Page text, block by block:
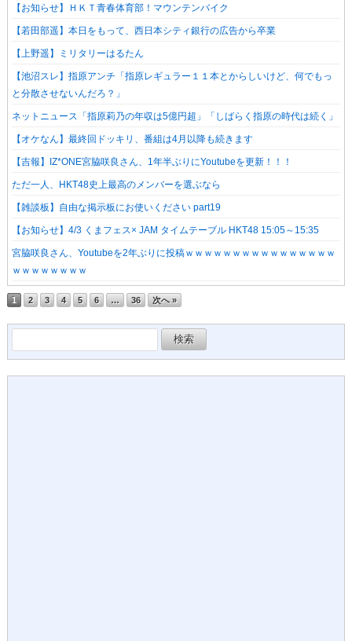
【お知らせ】ＨＫＴ青春体育部！マウンテンバイク
【若田部遥】本日をもって、西日本シティ銀行の広告から卒業
【上野遥】ミリタリーはるたん
【池沼スレ】指原アンチ「指原レギュラー１１本とからしいけど、何でもっ
と分散させないんだろ？」
ネットニュース「指原莉乃の年収は5億円超」「しばらく指原の時代は続く」
【オケなん】最終回ドッキリ、番組は4月以降も続きます
【吉報】IZ*ONE宮脇咲良さん、1年半ぶりにYoutubeを更新！！！
ただ一人、HKT48史上最高のメンバーを選ぶなら
【雑談板】自由な掲示板にお使いください part19
【お知らせ】4/3 くまフェス× JAM タイムテーブル HKT48 15:05～15:35
宮脇咲良さん、Youtubeを2年ぶりに投稿ｗｗｗｗｗｗｗｗｗｗｗｗｗｗｗｗ
ｗｗｗｗｗｗｗｗ
1 2 3 4 5 6 … 36 次へ »
索: